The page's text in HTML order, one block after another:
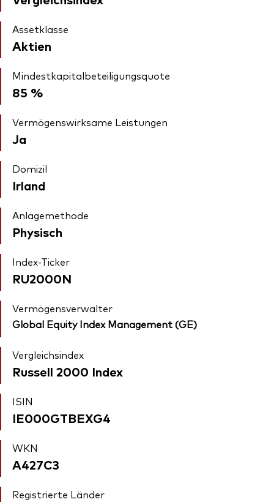
Assetklasse
Aktien
Mindestkapitalbeteiligungsquote
85 %
Vermögenswirksame Leistungen
Ja
Domizil
Irland
Anlagemethode
Physisch
Index-Ticker
RU2000N
Vermögensverwalter
Global Equity Index Management (GE)
Vergleichsindex
Russell 2000 Index
ISIN
IE000GTBEXG4
WKN
A427C3
Registrierte Länder